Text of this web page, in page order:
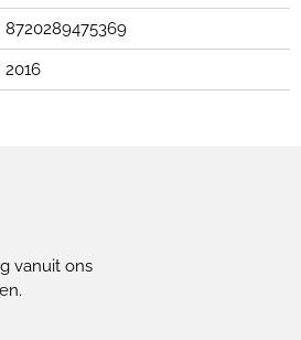
8720289475369
2016
vanuit ons